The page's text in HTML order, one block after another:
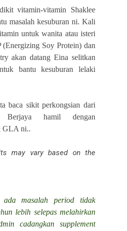
vitamin-vitamin Shaklee
masalah kesuburan ni. Kali
untuk wanita atau isteri
Soy Protein) dan
akan datang Eina selitkan
bantu kesuburan lelaki
baca sikit perkongsian dari
Berjaya hamil dengan
GLA ni..
may vary based on the
masalah period tidak
lebih selepas melahirkan
cadangkan supplement